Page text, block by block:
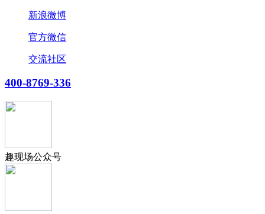
新浪微博
官方微信
交流社区
400-8769-336
趣现场公众号